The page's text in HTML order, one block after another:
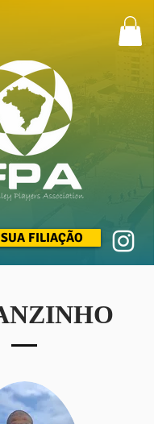
FILIAÇÃO